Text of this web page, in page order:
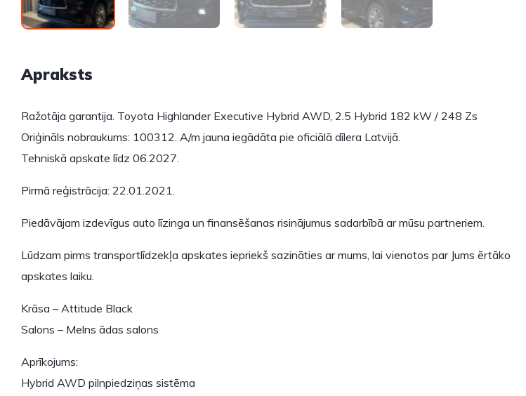
Apraksts
Ražotāja garantija. Toyota Highlander Executive Hybrid AWD, 2.5 Hybrid 182 kW / 248 Zs
Oriģināls nobraukums: 100312. A/m jauna iegādāta pie oficiālā dīlera Latvijā.
Tehniskā apskate līdz 06.2027.
Pirmā reģistrācija: 22.01.2021.
Piedāvājam izdevīgus auto līzinga un finansēšanas risinājumus sadarbībā ar mūsu partneriem.
Lūdzam pirms transportlīdzekļa apskates iepriekš sazināties ar mums, lai vienotos par Jums ērtāko
apskates laiku.
Krāsa – Attitude Black
Salons – Melns ādas salons
Aprīkojums:
Hybrid AWD pilnpiedziņas sistēma